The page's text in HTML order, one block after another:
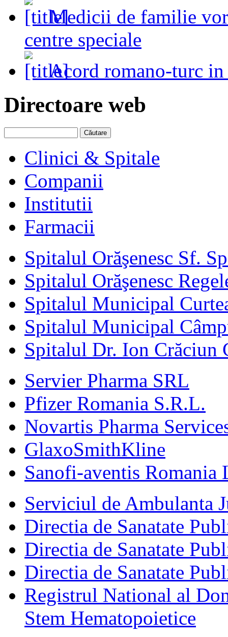
Medicii de familie vor
centre speciale
Acord romano-turc
Directoare web
Clinici & Spitale
Companii
Institutii
Farmacii
Spitalul Orăşenesc Sf.
Spitalul Orăşenesc
Spitalul Municipal
Spitalul Municipal
Spitalul Dr. Ion Crăciun
Servier Pharma SRL
Pfizer Romania S.R.L.
Novartis Pharma
GlaxoSmithKline
Sanofi-aventis Romania
Serviciul de Ambulanta
Directia de Sanatate
Directia de Sanatate
Directia de Sanatate
Registrul National al
Stem Hematopoietice